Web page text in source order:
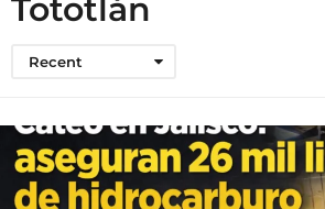
Tototlán
Recent